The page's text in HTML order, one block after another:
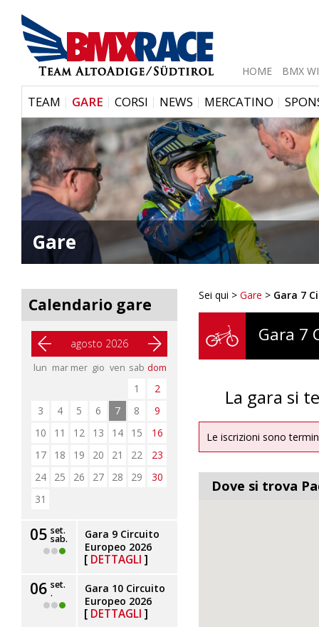
HOME BMX
TEAM | GARE | CORSI | NEWS | MERCATINO |
Gare
Sei qui > Gare > Gara 7
Gara 7
La gara si
Le iscrizioni sono
Dove si trova
Calendario gare
agosto 2026
lun mar mer gio ven sab dom
1
2
3
4 5 6 7 8
9
10
11 12 13 14 15
16
17
18 19 20 21 22
23
24
25 26 27 28 29
30
31
05 set.
sab.
Gara 9 Circuito
Europeo 2026
DETTAGLI
06 set.
.
Gara 10 Circuito
Europeo 2026
DETTAGLI